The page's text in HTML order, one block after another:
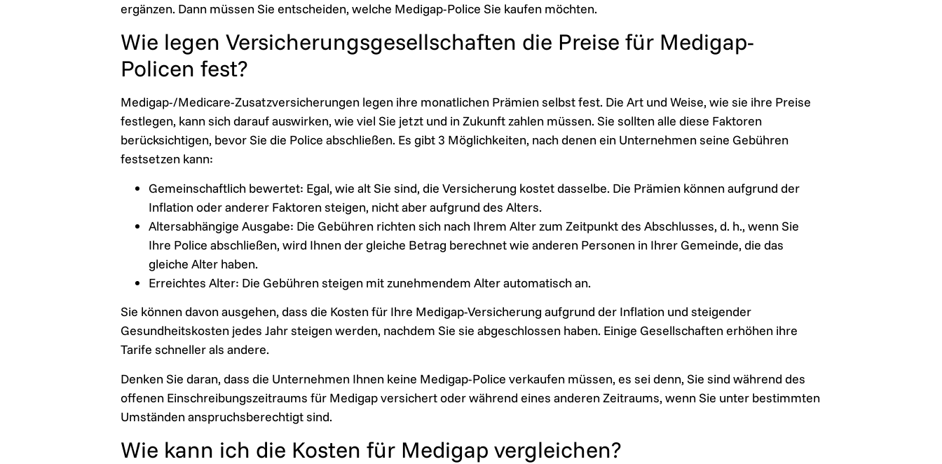
ergänzen. Dann müssen Sie entscheiden, welche Medigap-Police Sie kaufen möchten.
Wie legen Versicherungsgesellschaften die Preise für Medigap-
Policen fest?
Medigap-/Medicare-Zusatzversicherungen legen ihre monatlichen Prämien selbst fest. Die Art und Weise, wie sie ihre Preise
festlegen, kann sich darauf auswirken, wie viel Sie jetzt und in Zukunft zahlen müssen. Sie sollten alle diese Faktoren
berücksichtigen, bevor Sie die Police abschließen. Es gibt 3 Möglichkeiten, nach denen ein Unternehmen seine Gebühren
festsetzen kann:
Gemeinschaftlich bewertet: Egal, wie alt Sie sind, die Versicherung kostet dasselbe. Die Prämien können aufgrund der
Inflation oder anderer Faktoren steigen, nicht aber aufgrund des Alters.
Altersabhängige Ausgabe: Die Gebühren richten sich nach Ihrem Alter zum Zeitpunkt des Abschlusses, d. h., wenn Sie
Ihre Police abschließen, wird Ihnen der gleiche Betrag berechnet wie anderen Personen in Ihrer Gemeinde, die das
gleiche Alter haben.
Erreichtes Alter: Die Gebühren steigen mit zunehmendem Alter automatisch an.
Sie können davon ausgehen, dass die Kosten für Ihre Medigap-Versicherung aufgrund der Inflation und steigender
Gesundheitskosten jedes Jahr steigen werden, nachdem Sie sie abgeschlossen haben. Einige Gesellschaften erhöhen ihre
Tarife schneller als andere.
Denken Sie daran, dass die Unternehmen Ihnen keine Medigap-Police verkaufen müssen, es sei denn, Sie sind während des
offenen Einschreibungszeitraums für Medigap versichert oder während eines anderen Zeitraums, wenn Sie unter bestimmten
Umständen anspruchsberechtigt sind.
Wie kann ich die Kosten für Medigap vergleichen?